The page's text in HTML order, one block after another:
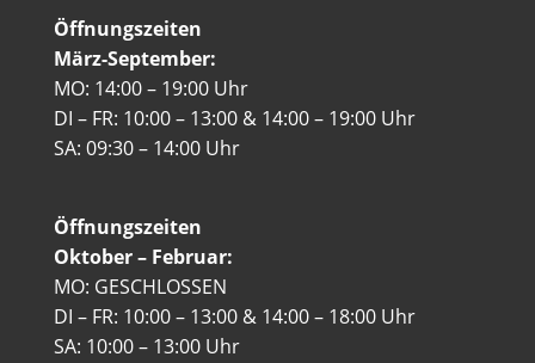
Öffnungszeiten
März-September:
MO: 14:00 – 19:00 Uhr
DI – FR: 10:00 – 13:00 & 14:00 – 19:00 Uhr
SA: 09:30 – 14:00 Uhr
Öffnungszeiten
Oktober – Februar:
MO: GESCHLOSSEN
DI – FR: 10:00 – 13:00 & 14:00 – 18:00 Uhr
SA: 10:00 – 13:00 Uhr